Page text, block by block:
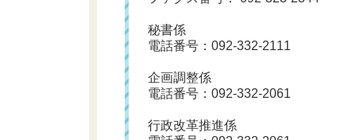
秘書係
電話番号： 092-332-2111
企画調整係
電話番号： 092-332-2061
行政改革推進係